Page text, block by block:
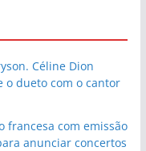
Céline Dion
o dueto com o cantor
francesa com emissão
anunciar concertos